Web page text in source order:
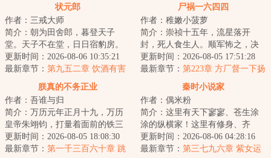
状元郎
作者：三戒大师
简介：朝为田舍郎，暮登天子
堂。天子不在堂，日日宿豹房。
~~~~~~唐寅：义父拯救了我。王
守仁：要不是他救...
更新时间：2026-08-06 10:35:21
最新章节： 第九五二章 饮酒有害
尸祸一六四四
作者：稚嫩小菠萝
简介：崇祯十五年，流星落开
封，死人食生人。顺军怖之，决
马家口灌开封，而祸水横流。两
年后，岁的初二学...
更新时间：2026-08-05 17:51:28
最新章节： 第223章 方厂督一下扬
朕真的不务正业
作者：吾谁与归
简介：万历元年正月十九，万历
皇帝朱翊钧，打量着面前的铁三
角。第一位盟友面相颇为和善，
她是大明的太后...
更新时间：2026-08-05 18:08:30
最新章节： 第一千三百六十章 跳
秦时小说家
作者：偶米粉
简介：这里有天下寥寥、苍生涂
涂的纵横家！这里有修身、齐
家、治国、平天下的儒家！这里
有天下皆白、唯我...
更新时间：2026-08-06 04:28:16
最新章节： 第三七九六章 紫女运